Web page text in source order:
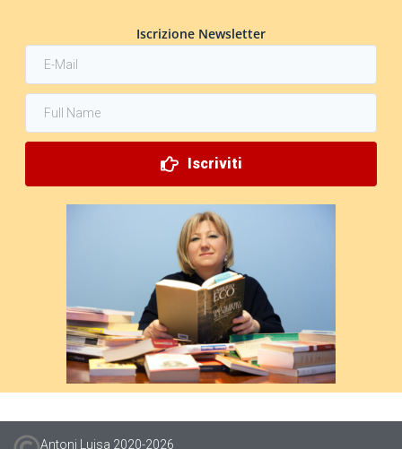
Iscrizione Newsletter
Iscriviti
Antoni Luisa 2020-2026